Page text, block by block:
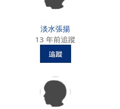
淡水張揚
13 年前追蹤